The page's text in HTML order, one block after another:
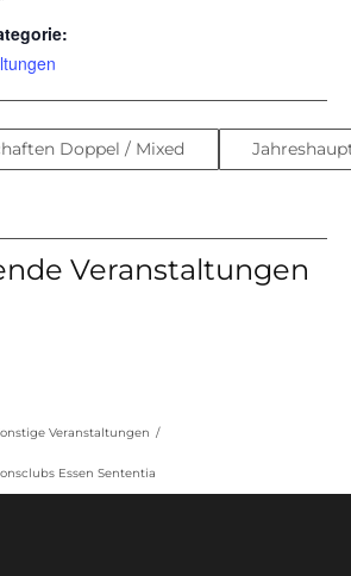
Doppel / Mixed
Veranstaltungen
Veranstaltungen /
Essen Sententia